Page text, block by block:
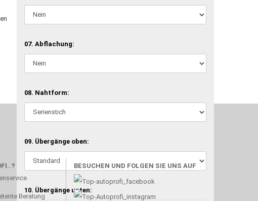
07. Abflachung:
08. Nahtform:
09. Übergänge oben:
10. Übergänge unten:
zu machen und Deine Vorstellung in die Tat umzusetzen. Unser Handwerk ist der
Beratung
BESUCHEN UND FOLGEN SIE UNS AUF